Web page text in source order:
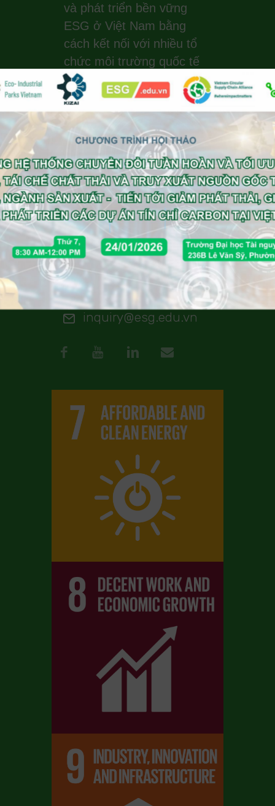
và phát triển bền vững
ESG ở Việt Nam bằng
cách kết nối với nhiều tổ
chức môi trường quốc tế
uy tín, những người khởi
xướng toàn cầu về tính
bền vững, hành động vì
khí hậu, hệ sinh thái xanh
và năng lượng tái tạo. EIP
Vietnam thực hiện tư vấn
theo khung EIP của
UNIDO, Worldbank, GIZ.
Office : +84
(0)988 203 940
MON–FRI 9AM–6PM
inquiry@esg.edu.vn